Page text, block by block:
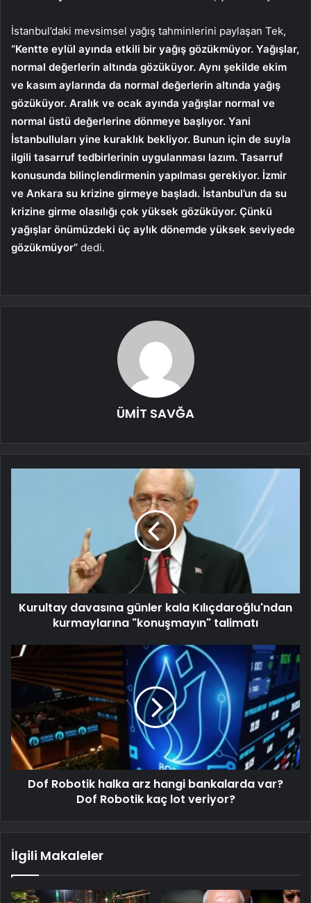
İstanbul’daki mevsimsel yağış tahminlerini paylaşan Tek,
“Kentte eylül ayında etkili bir yağış gözükmüyor. Yağışlar,
normal değerlerin altında gözüküyor. Aynı şekilde ekim
ve kasım aylarında da normal değerlerin altında yağış
gözüküyor. Aralık ve ocak ayında yağışlar normal ve
normal üstü değerlerine dönmeye başlıyor. Yani
İstanbulluları yine kuraklık bekliyor. Bunun için de suyla
ilgili tasarruf tedbirlerinin uygulanması lazım. Tasarruf
konusunda bilinçlendirmenin yapılması gerekiyor. İzmir
ve Ankara su krizine girmeye başladı. İstanbul’un da su
krizine girme olasılığı çok yüksek gözüküyor. Çünkü
yağışlar önümüzdeki üç aylık dönemde yüksek seviyede
gözükmüyor” dedi.
ÜMİT SAVĞA
Kurultay davasına günler kala Kılıçdaroğlu'ndan
kurmaylarına "konuşmayın" talimatı
Dof Robotik halka arz hangi bankalarda var?
Dof Robotik kaç lot veriyor?
İlgili Makaleler